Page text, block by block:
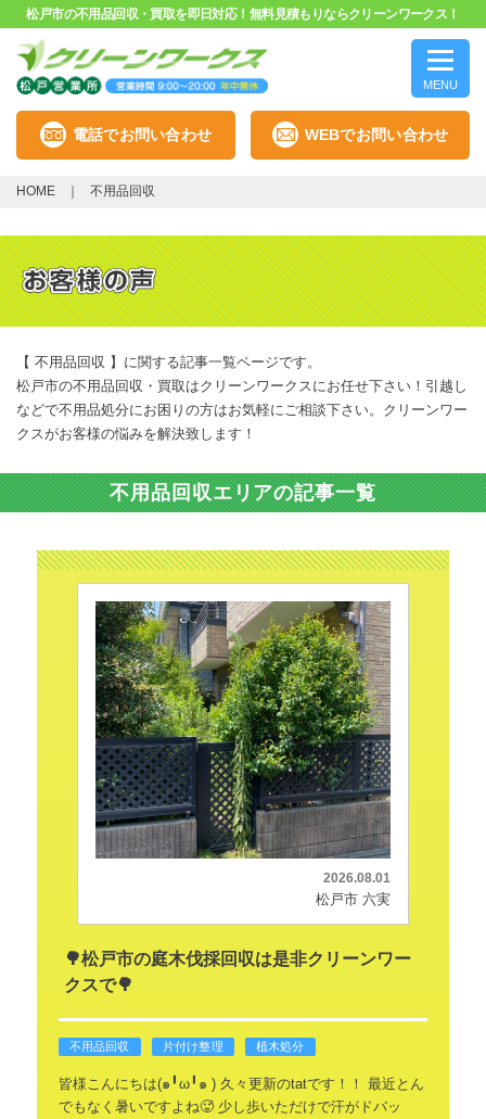
松戸市の不用品回収・買取を即日対応！無料見積もりならクリーンワークス！
MENU
電話でお問い合わせ WEBでお問い合わせ
HOME 不用品回収
【 不用品回収 】に関する記事一覧ページです。
松戸市の不用品回収・買取はクリーンワークスにお任せ下さい！引越し
などで不用品処分にお困りの方はお気軽にご相談下さい。クリーンワー
クスがお客様の悩みを解決致します！
不用品回収エリアの記事一覧
2026.08.01
松戸市 六実
🌳松戸市の庭木伐採回収は是非クリーンワー
クスで🌳
不用品回収 片付け整理 植木処分
皆様こんにちは(๑╹ω╹๑ ) 久々更新のtatです！！ 最近とん
でもなく暑いですよね🥵少し歩いただけで汗がドバッ